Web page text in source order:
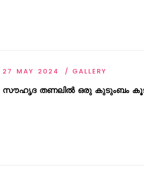
27 MAY 2024 GALLERY
സൗഹൃദ തണലിൽ ഒരു കുടുംബം